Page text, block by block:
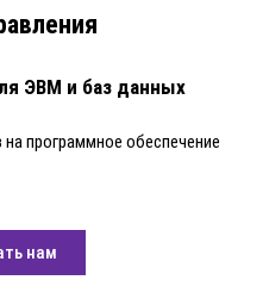
ЭВМ и баз данных
на программное обеспечение
нам